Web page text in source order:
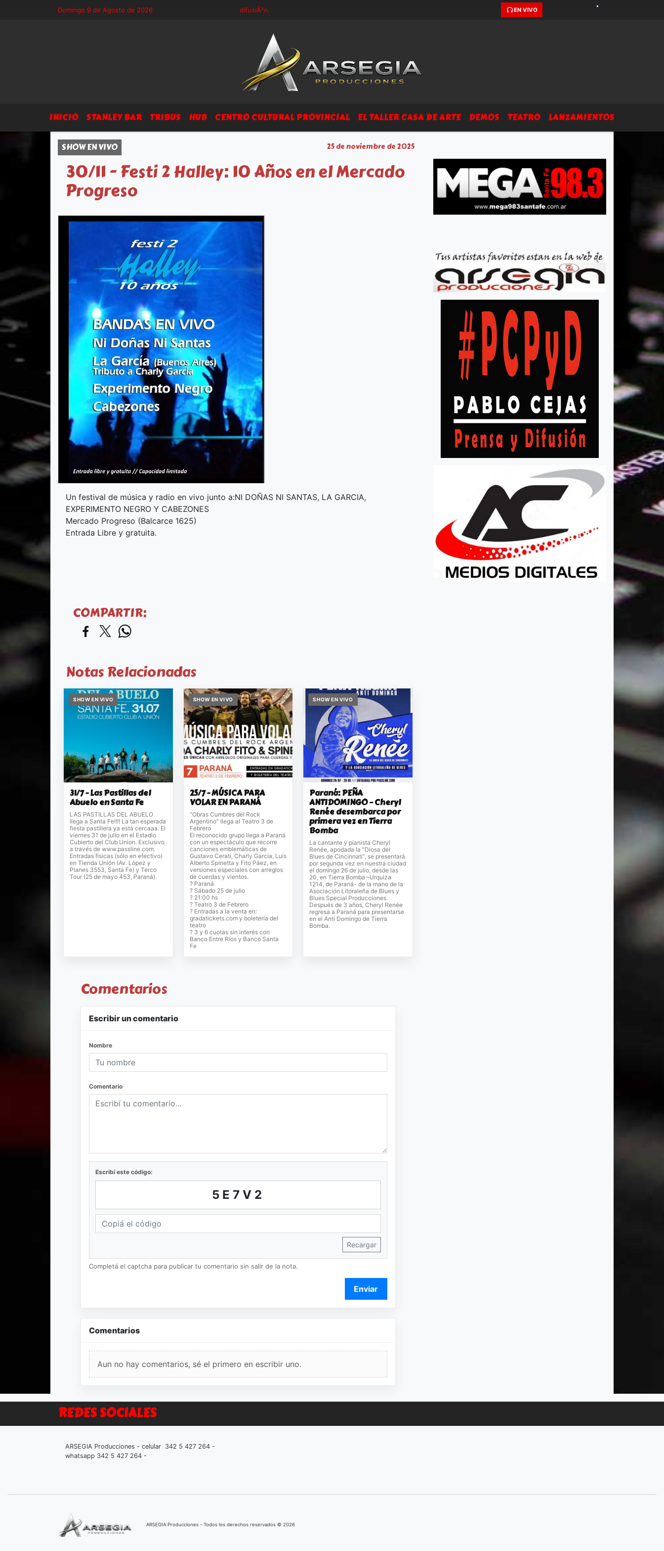
Domingo 9 de Agosto de 2026
- Sitio exclusivo de Arsegia Producciones, agenda, eventos, prensa y difusiÃ³n. EN VIVO
INICIO STANLEY BAR TRIBUS HUB CENTRO CULTURAL PROVINCIAL EL TALLER CASA DE ARTE DEMOS TEATRO LANZAMIENTOS
SHOW EN VIVO 25 de noviembre de 2025
30/11 - Festi 2 Halley: 10 Años en el Mercado
Progreso
Un festival de música y radio en vivo junto a:NI DOÑAS NI SANTAS, LA GARCIA,
EXPERIMENTO NEGRO Y CABEZONES
Mercado Progreso (Balcarce 1625)
Entrada Libre y gratuita.
COMPARTIR:
Notas Relacionadas
SHOW EN VIVO
31/7 - Las Pastillas del
Abuelo en Santa Fe
LAS PASTILLAS DEL ABUELO
llega a Santa Fe!!!! La tan esperada
fiesta pastillera ya está cercaaa. El
viernes 31 de julio en el Estadio
Cubierto del Club Union. Exclusivo
a través de www.passline.com.
Entradas físicas (sólo en efectivo)
en Tienda Unión (Av. López y
Planes 3553, Santa Fe) y Terco
Tour (25 de mayo 453, Paraná).
SHOW EN VIVO
25/7 - MÚSICA PARA
VOLAR EN PARANÁ
“Obras Cumbres del Rock
Argentino” llega al Teatro 3 de
Febrero
El reconocido grupo llega a Paraná
con un espectáculo que recorre
canciones emblemáticas de
Gustavo Cerati, Charly García, Luis
Alberto Spinetta y Fito Páez, en
versiones especiales con arreglos
de cuerdas y vientos.
? Paraná
? Sábado 25 de julio
? 21:00 hs
? Teatro 3 de Febrero
? Entradas a la venta en:
gradatickets.com y boletería del
teatro
? 3 y 6 cuotas sin interés con
Banco Entre Ríos y Banco Santa
Fe
SHOW EN VIVO
Paraná: PEÑA
ANTIDOMINGO – Cheryl
Renée desembarca por
primera vez en Tierra
Bomba
La cantante y pianista Cheryl
Renée, apodada la “Diosa del
Blues de Cincinnati”, se presentará
por segunda vez en nuestra ciudad
el domingo 26 de julio, desde las
20, en Tierra Bomba –Urquiza
1214, de Paraná- de la mano de la
Asociación Litoraleña de Blues y
Blues Special Producciones.
Después de 3 años, Cheryl Renée
regresa a Paraná para presentarse
en el Anti Domingo de Tierra
Bomba.
Comentarios
Escribir un comentario
Nombre
Comentario
Escribí este código:
5E7V2
Recargar
Completá el captcha para publicar tu comentario sin salir de la nota.
Enviar
Comentarios
Aun no hay comentarios, sé el primero en escribir uno.
REDES SOCIALES
ARSEGIA Producciones - celular 342 5 427 264 -
whatsapp 342 5 427 264 -
ARSEGIA Producciones - Todos los derechos reservados © 2026